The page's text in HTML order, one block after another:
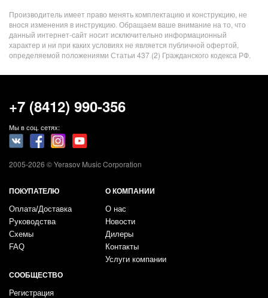
Производитель имеет право менять комплектацию и конструкцию, не
внося изменения в инструкцию. Обращаем ваше внимание на то, что
данный интернет-сайт носит исключительно информационный
характер и ни при каких условиях не является публичной офертой,
определяемой положениями Статьи 437 (2) Гражданского кодекса РФ.
+7 (8412) 990-356
Мы в соц. сетях:
2005-2026 © Yerasov Music Corporation
ПОКУПАТЕЛЮ
Оплата/Доставка
Руководства
Схемы
FAQ
О КОМПАНИИ
О нас
Новости
Дилеры
Контакты
Услуги компании
СООБЩЕСТВО
Регистрация